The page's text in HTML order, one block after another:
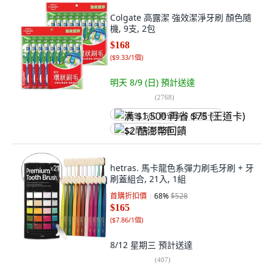
Colgate 高露潔 強效潔淨牙刷 顏色隨
機, 9支, 2包
$168
($9.33/1個)
明天 8/9 (日) 預計送達
(2768)
满 $1,500 再省 $75 (王道卡)
$2 酷澎幣回饋
hetras. 馬卡龍色系彈力刷毛牙刷 + 牙
刷蓋組合, 21入, 1組
首購折扣價 68%$528
$165
($7.86/1個)
8/12 星期三 預計送達
(407)